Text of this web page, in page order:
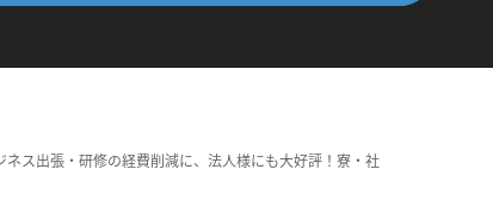
ス出張・研修の経費削減に、法人様にも大好評！寮・社